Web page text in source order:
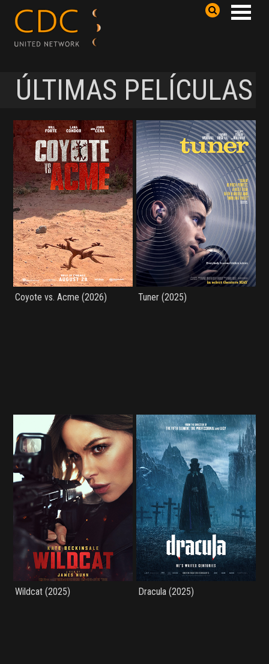
ÚLTIMAS PELÍCULAS
Coyote vs. Acme (2026) Tuner (2025)
Wildcat (2025) Dracula (2025)